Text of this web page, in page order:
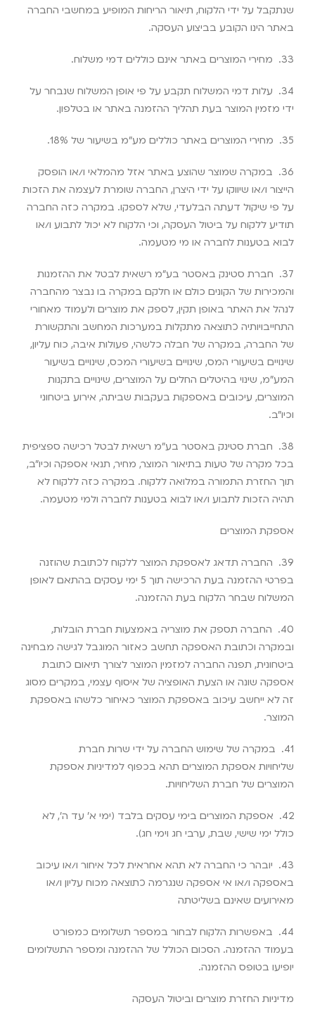
שנתקבל על ידי הלקוח, תיאור הריחות המופיע במחשבי החברה
באתר הינו הקובע בביצוע העסקה.
33. מחירי המוצרים באתר אינם כוללים דמי משלוח.
34.
עלות דמי המשלוח תקבע על פי אופן המשלוח שנבחר על
ידי מזמין המוצר בעת תהליך ההזמנה באתר או בטלפון.
35. מחירי המוצרים באתר כוללים מע”מ בשיעור של 18% .
36.
במקרה שמוצר שהוצע באתר אזל מהמלאי ו/או הופסק
הייצור ו/או שיווקו על ידי היצרן, החברה שומרת לעצמה את הזכות
על פי שיקול דעתה הבלעדי, שלא לספקו. במקרה כזה החברה
תודיע ללקוח על ביטול העסקה, וכי הלקוח לא יכול לתבוע ו/או
לבוא בטענות לחברה או מי מטעמה.
37.
חברת סטינק באסטר בע”מ רשאית לבטל את ההזמנות
והמכירות של הקונים כולם או חלקם במקרה בו נבצר מהחברה
לנהל את האתר באופן תקין, לספק את מוצרים ולעמוד מאחורי
התחייבויותיה כתוצאה מתקלות במערכות המחשב והתקשורת
של החברה, במקרה של חבלה כלשהי, פעולות איבה, כוח עליון,
שינויים בשיעורי המס, שינויים בשיעורי המכס, שינויים בשיעור
המע”מ, שינוי בהיטלים החלים על המוצרים, שינויים בתקנות
המוצרים, עיכובים באספקות בעקבות שביתה, אירוע ביטחוני
וכיו”ב.
38.
חברת סטינק באסטר בע”מ רשאית לבטל רכישה ספציפית
בכל מקרה של טעות בתיאור המוצר, מחיר, תנאי אספקה וכיו”ב,
תוך החזרת התמורה במלואה ללקוח. במקרה כזה ללקוח לא
תהיה הזכות לתבוע ו/או לבוא בטענות לחברה ולמי מטעמה.
אספקת המוצרים
39.
החברה תדאג לאספקת המוצר ללקוח לכתובת שהוזנה
בפרטי ההזמנה בעת הרכישה תוך 5 ימי עסקים בהתאם לאופן
המשלוח שבחר הלקוח בעת ההזמנה.
40.
החברה תספק את מוצריה באמצעות חברת הובלות,
ובמקרה וכתובת האספקה תחשב כאזור המוגבל לגישה מבחינה
ביטחונית, תפנה החברה למזמין המוצר לצורך תיאום כתובת
אספקה שונה או הצעת האופציה של איסוף עצמי, במקרים מסוג
זה לא ייחשב עיכוב באספקת המוצר כאיחור כלשהו באספקת
המוצר.
41.
במקרה של שימוש החברה על ידי שרות חברת
שליחויות אספקת המוצרים תהא בכפוף למדיניות אספקת
המוצרים של חברת השליחויות.
42.
אספקת המוצרים בימי עסקים בלבד (ימי א’ עד ה’, לא
כולל ימי שישי, שבת, ערבי חג וימי חג).
43.
יובהר כי החברה לא תהא אחראית לכל איחור ו/או עיכוב
באספקה ו/או אי אספקה שנגרמה כתוצאה מכוח עליון ו/או
מאירועים שאינם בשליטתה
44.
באפשרות הלקוח לבחור במספר תשלומים כמפורט
בעמוד ההזמנה. הסכום הכולל של ההזמנה ומספר התשלומים
יופיעו בטופס ההזמנה.
מדיניות החזרת מוצרים וביטול העסקה